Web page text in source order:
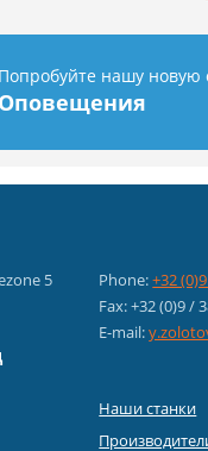
Попробуйте нашу новую
Оповещения
5
Phone:+32
Fax: +32 (0)9 /
E-mail:
Наши станки